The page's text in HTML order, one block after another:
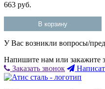
663 руб.
В корзину
У Вас возникли вопросы/
Напишите нам или закажите
Заказать звонок